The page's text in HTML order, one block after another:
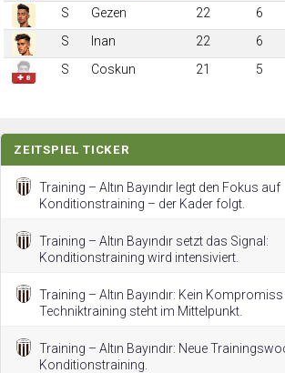
S
Gezen 22 6
S
Inan 22 6
✚ 8
S Coskun 21 5
ZEITSPIEL TICKER
Training – Altın Bayındır legt den Fokus auf
Konditionstraining – der Kader folgt.
Training – Altın Bayındır setzt das Signal:
Konditionstraining wird intensiviert.
Training – Altın Bayındır: Kein
Techniktraining steht im Mittelpunkt.
Training – Altın Bayındır: Neue
Konditionstraining.